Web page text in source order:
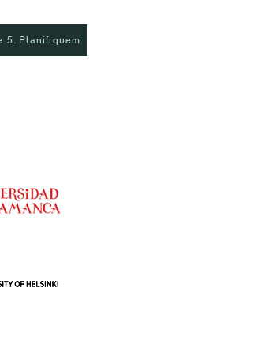
5. Planifiquem